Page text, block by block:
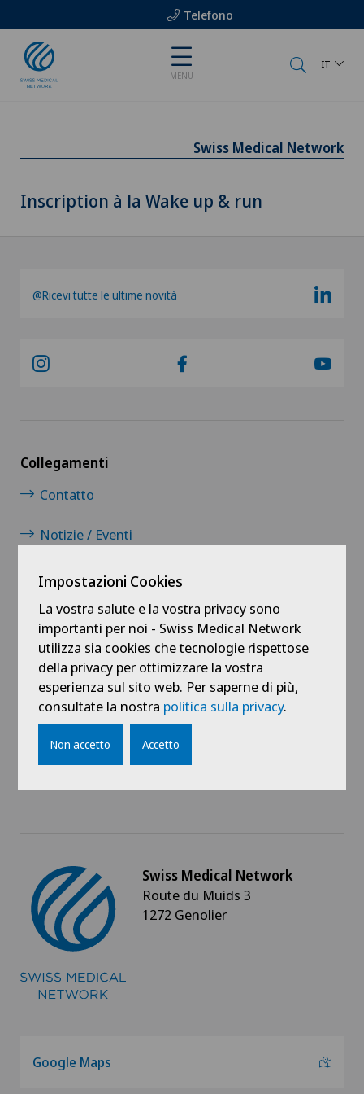
Telefono
MENU
IT
Swiss Medical Network
Inscription à la Wake up & run
@Ricevi tutte le ultime novità
Collegamenti
Contatto
Notizie / Eventi
Carriera
Diventare medico accreditato
Blog
Media
Swiss Medical Network
Route du Muids 3
1272 Genolier
Google Maps
Impostazioni Cookies
La vostra salute e la vostra privacy sono
importanti per noi - Swiss Medical Network
utilizza sia cookies che tecnologie rispettose
della privacy per ottimizzare la vostra
esperienza sul sito web. Per saperne di più,
consultate la nostra politica sulla privacy.
Non accetto Accetto